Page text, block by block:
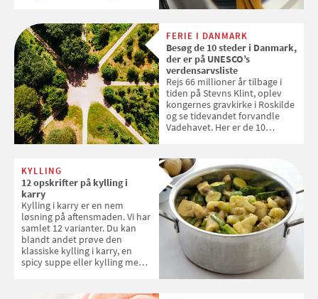
enkle råd til at spare penge på
tøjvasken
FERIE I DANMARK
Besøg de 10 steder i Danmark,
der er på UNESCO’s
verdensarvsliste
Rejs 66 millioner år tilbage i
tiden på Stevns Klint, oplev
kongernes gravkirke i Roskilde
og se tidevandet forvandle
Vadehavet. Her er de 10
KYLLING
12 opskrifter på kylling i
karry
Kylling i karry er en nem
løsning på aftensmaden. Vi har
samlet 12 varianter. Du kan
blandt andet prøve den
klassiske kylling i karry, en
spicy suppe eller kylling med